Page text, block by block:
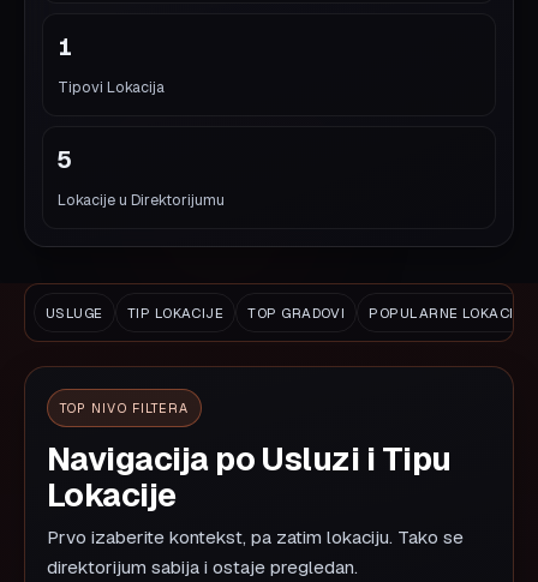
1
Tipovi Lokacija
5
Lokacije u Direktorijumu
USLUGE TIP LOKACIJE TOP GRADOVI POPULARNE LOKACIJE
TOP NIVO FILTERA
Navigacija po Usluzi i Tipu
Lokacije
Prvo izaberite kontekst, pa zatim lokaciju. Tako se
direktorijum sabija i ostaje pregledan.